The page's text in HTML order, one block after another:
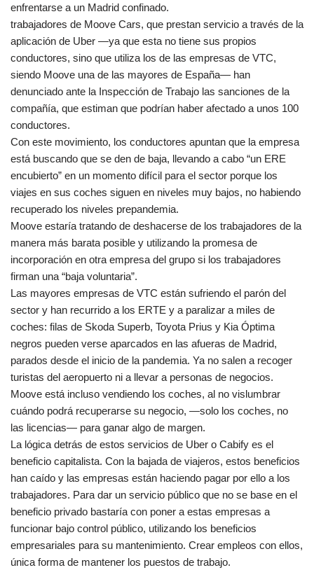
enfrentarse a un Madrid confinado.
trabajadores de Moove Cars, que prestan servicio a través de la
aplicación de Uber —ya que esta no tiene sus propios
conductores, sino que utiliza los de las empresas de VTC,
siendo Moove una de las mayores de España— han
denunciado ante la Inspección de Trabajo las sanciones de la
compañía, que estiman que podrían haber afectado a unos 100
conductores.
Con este movimiento, los conductores apuntan que la empresa
está buscando que se den de baja, llevando a cabo “un ERE
encubierto” en un momento difícil para el sector porque los
viajes en sus coches siguen en niveles muy bajos, no habiendo
recuperado los niveles prepandemia.
Moove estaría tratando de deshacerse de los trabajadores de la
manera más barata posible y utilizando la promesa de
incorporación en otra empresa del grupo si los trabajadores
firman una “baja voluntaria”.
Las mayores empresas de VTC están sufriendo el parón del
sector y han recurrido a los ERTE y a paralizar a miles de
coches: filas de Skoda Superb, Toyota Prius y Kia Óptima
negros pueden verse aparcados en las afueras de Madrid,
parados desde el inicio de la pandemia. Ya no salen a recoger
turistas del aeropuerto ni a llevar a personas de negocios.
Moove está incluso vendiendo los coches, al no vislumbrar
cuándo podrá recuperarse su negocio, —solo los coches, no
las licencias— para ganar algo de margen.
La lógica detrás de estos servicios de Uber o Cabify es el
beneficio capitalista. Con la bajada de viajeros, estos beneficios
han caído y las empresas están haciendo pagar por ello a los
trabajadores. Para dar un servicio público que no se base en el
beneficio privado bastaría con poner a estas empresas a
funcionar bajo control público, utilizando los beneficios
empresariales para su mantenimiento. Crear empleos con ellos,
única forma de mantener los puestos de trabajo.